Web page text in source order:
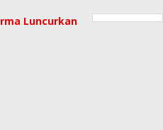
Luncurkan